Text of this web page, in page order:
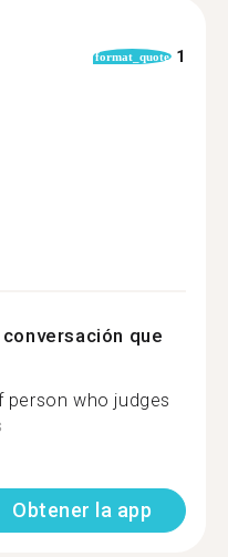
format_quote 1
que
who judges
Obtener la app